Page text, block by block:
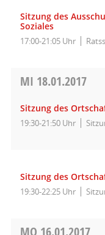
Sitzung des
Soziales
17:00-21:05 Uhr
MI 18.01.2017
Sitzung des
19:30-21:50 Uhr
Sitzung des
19:30-22:25 Uhr
MO 16.01.2017